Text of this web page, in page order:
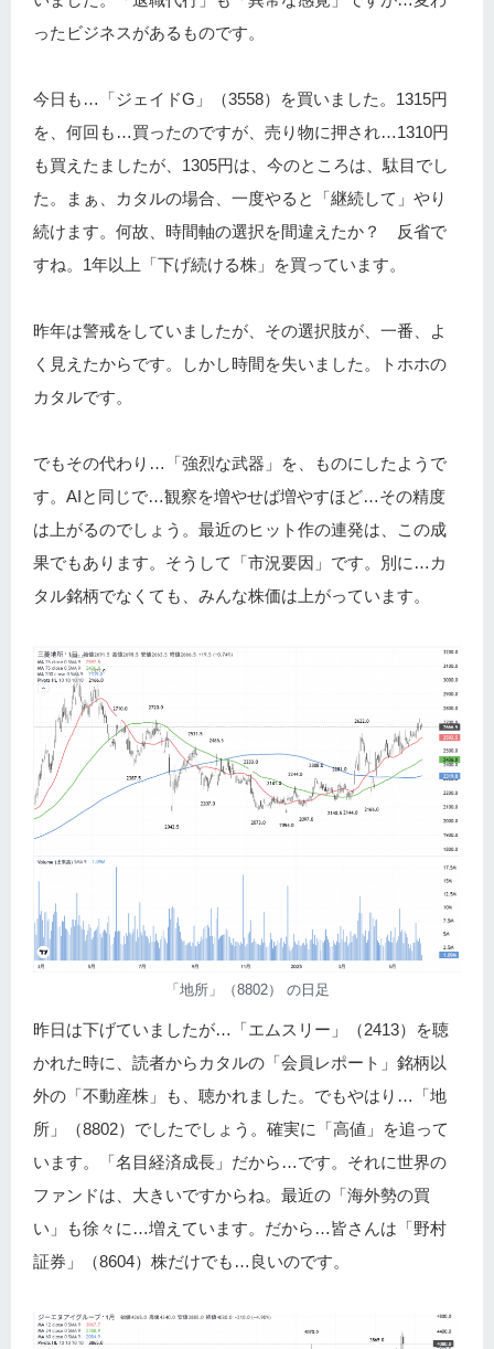
ったビジネスがあるものです。
今日も…「ジェイドG」（3558）を買いました。1315円
を、何回も…買ったのですが、売り物に押され…1310円
も買えたましたが、1305円は、今のところは、駄目でし
た。まぁ、カタルの場合、一度やると「継続して」やり
続けます。何故、時間軸の選択を間違えたか？ 反省で
すね。1年以上「下げ続ける株」を買っています。
昨年は警戒をしていましたが、その選択肢が、一番、よ
く見えたからです。しかし時間を失いました。トホホの
カタルです。
でもその代わり…「強烈な武器」を、ものにしたようで
す。AIと同じで…観察を増やせば増やすほど…その精度
は上がるのでしょう。最近のヒット作の連発は、この成
果でもあります。そうして「市況要因」です。別に…カ
タル銘柄でなくても、みんな株価は上がっています。
「地所」（8802） の日足
昨日は下げていましたが…「エムスリー」（2413）を聴
かれた時に、読者からカタルの「会員レポート」銘柄以
外の「不動産株」も、聴かれました。でもやはり…「地
所」（8802）でしたでしょう。確実に「高値」を追って
います。「名目経済成長」だから…です。それに世界の
ファンドは、大きいですからね。最近の「海外勢の買
い」も徐々に…増えています。だから…皆さんは「野村
証券」（8604）株だけでも…良いのです。